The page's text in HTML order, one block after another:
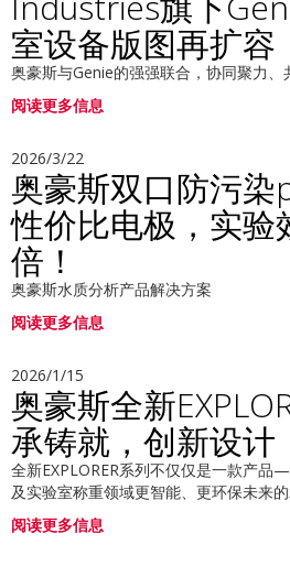
室设备版图再扩容
奥豪斯与Genie的强强联合，协同聚力、
阅读更多信息
2026/3/22
奥豪斯双口防污染
性价比电极，实验
倍！
奥豪斯水质分析产品解决方案
阅读更多信息
2026/1/15
奥豪斯全新
承铸就，创新设计
全新EXPLORER系列不仅仅是一款产
及实验室称重领域更智能、更环保未来的
阅读更多信息